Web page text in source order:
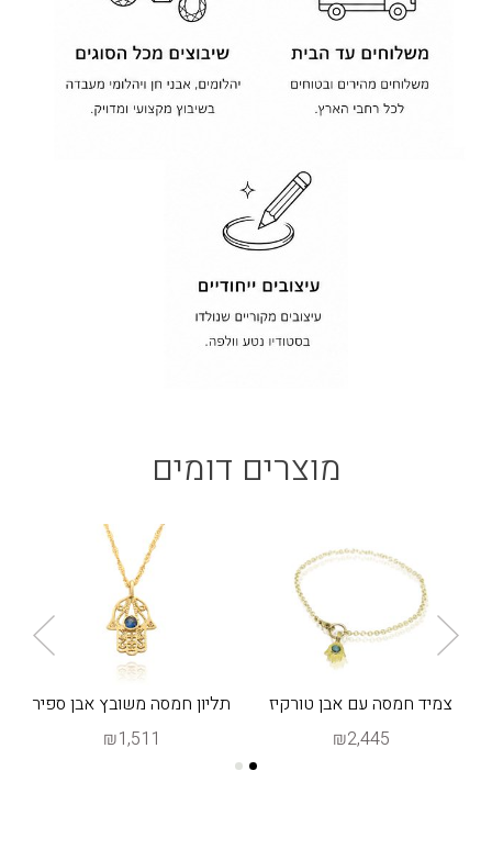
מוצרים דומים
צמיד חמסה עם אבן טורקיז
₪2,445
תליון חמסה משובץ אבן ספיר
₪1,511